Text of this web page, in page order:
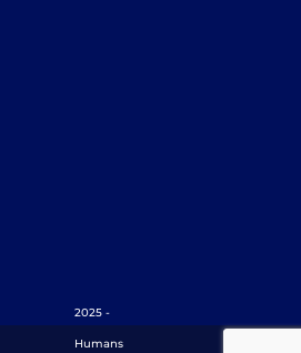
2025 -
Humans